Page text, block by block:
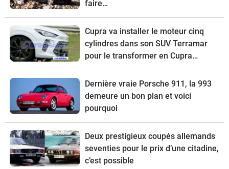
faire…
Cupra va installer le moteur cinq
cylindres dans son SUV Terramar
pour le transformer en Cupra
Terramar VZ5.
Dernière vraie Porsche 911, la 993
demeure un bon plan et voici
pourquoi
Deux prestigieux coupés allemands
seventies pour le prix d’une citadine,
c’est possible